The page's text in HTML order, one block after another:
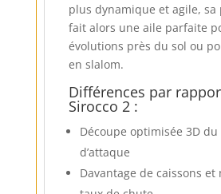
plus dynamique et agile, sa
fait alors une aile parfaite
évolutions près du sol ou
en slalom.
Différences par
Sirocco 2 :
Découpe optimisée 3D
d’attaque
Davantage de caissons